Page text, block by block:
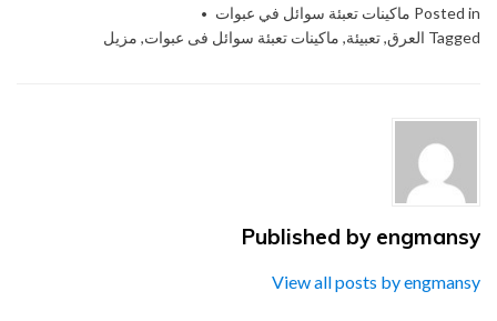
Posted in ماكينات تعبئة سوائل في عبوات
Tagged العرق,تعبيئة, ماكينات تعبئة سوائل فى عبوات, مزيل
Published by engmansy
View all posts by engmansy